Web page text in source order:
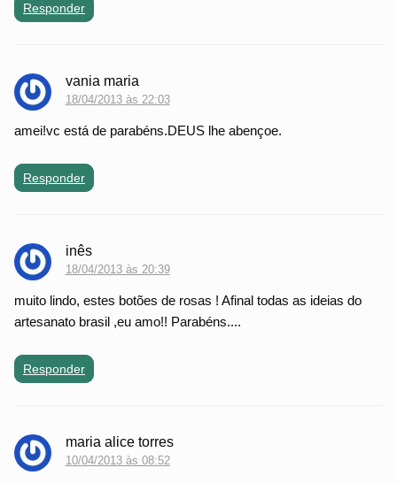
Responder
vania maria
18/04/2013 às 22:03
amei!vc está de parabéns.DEUS lhe abençoe.
Responder
inês
18/04/2013 às 20:39
muito lindo, estes botões de rosas ! Afinal todas as ideias do
artesanato brasil ,eu amo!! Parabéns....
Responder
maria alice torres
10/04/2013 às 08:52